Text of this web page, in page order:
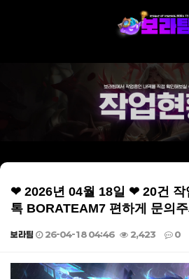
❤ 2026년 04월 18일 ❤ 20건 작
톡 BORATEAM7 편하게 문의
보라팀 26-04-18 04:46 2,423 0
본문